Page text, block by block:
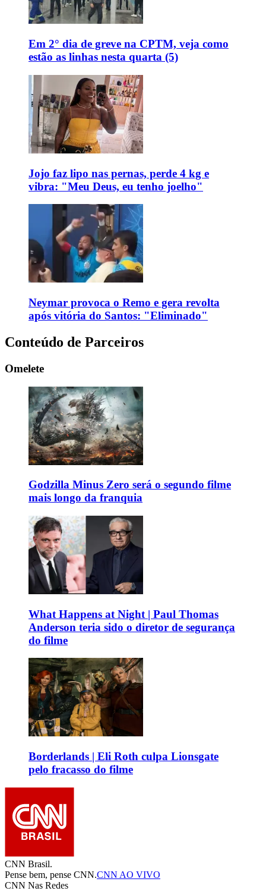
Em 2° dia de greve na CPTM, veja como
estão as linhas nesta quarta (5)
Jojo faz lipo nas pernas, perde 4 kg e
vibra: "Meu Deus, eu tenho joelho"
Neymar provoca o Remo e gera revolta
após vitória do Santos: "Eliminado"
Conteúdo de Parceiros
Omelete
Godzilla Minus Zero será o segundo filme
mais longo da franquia
What Happens at Night | Paul Thomas
Anderson teria sido o diretor de segurança
do filme
Borderlands | Eli Roth culpa Lionsgate
pelo fracasso do filme
CNN Brasil.
Pense bem, pense CNN.CNN AO VIVO
CNN Nas Redes